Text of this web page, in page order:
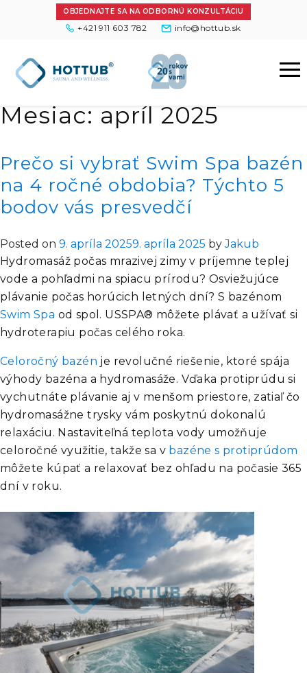
OBJEDNAJTE SA NA ODBORNÚ KONZULTÁCIU
+421 911 603 782 info@hottub.sk
Mesiac: apríl 2025
Prečo si vybrať Swim Spa bazén
na 4 ročné obdobia? Týchto 5
bodov vás presvedčí
Posted on 9. apríla 20259. apríla 2025 byJakub
Hydromasáž počas mrazivej zimy v príjemne teplej
vode a pohľadmi na spiacu prírodu? Osviežujúce
plávanie počas horúcich letných dní? S bazénom
Swim Spa od spol. USSPA® môžete plávať a užívať si
hydroterapiu počas celého roka.
Celoročný bazén je revolučné riešenie, ktoré spája
výhody bazéna a hydromasáže. Vďaka protiprúdu si
vychutnáte plávanie aj v menšom priestore, zatiaľ čo
hydromasážne trysky vám poskytnú dokonalú
relaxáciu. Nastaviteľná teplota vody umožňuje
celoročné využitie, takže sa v bazéne s protiprúdom
môžete kúpať a relaxovať bez ohľadu na počasie 365
dní v roku.